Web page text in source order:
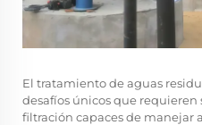
El tratamiento de aguas
desafíos únicos que
filtración capaces de manejar